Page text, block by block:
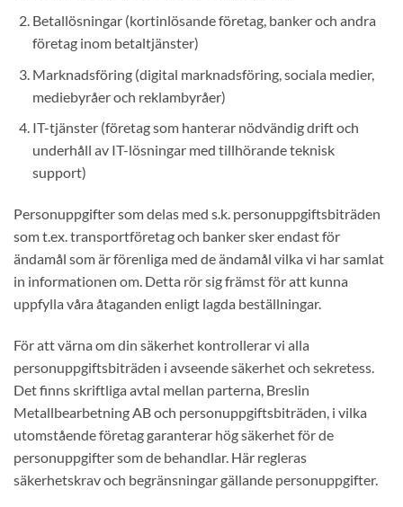
Betallösningar (kortinlösande företag, banker och andra
företag inom betaltjänster)
Marknadsföring (digital marknadsföring, sociala medier,
mediebyråer och reklambyråer)
IT-tjänster (företag som hanterar nödvändig drift och
underhåll av IT-lösningar med tillhörande teknisk
support)
Personuppgifter som delas med s.k. personuppgiftsbiträden
som t.ex. transportföretag och banker sker endast för
ändamål som är förenliga med de ändamål vilka vi har samlat
in informationen om. Detta rör sig främst för att kunna
uppfylla våra åtaganden enligt lagda beställningar.
För att värna om din säkerhet kontrollerar vi alla
personuppgiftsbiträden i avseende säkerhet och sekretess.
Det finns skriftliga avtal mellan parterna, Breslin
Metallbearbetning AB och personuppgiftsbiträden, i vilka
utomstående företag garanterar hög säkerhet för de
personuppgifter som de behandlar. Här regleras
säkerhetskrav och begränsningar gällande personuppgifter.